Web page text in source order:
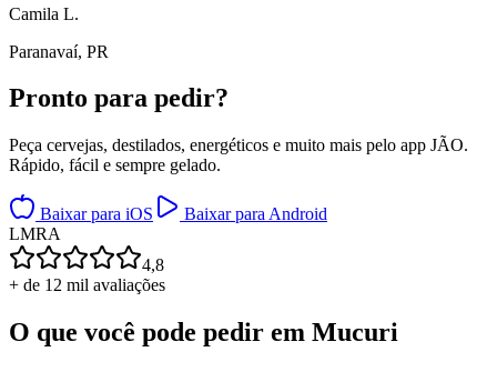
Camila L.
Paranavaí, PR
Pronto para pedir?
Peça cervejas, destilados, energéticos e muito mais pelo app JÃO.
Rápido, fácil e sempre gelado.
Baixar para iOS
Baixar para Android
LMRA
4,8
+ de 12 mil avaliações
O que você pode pedir em Mucuri